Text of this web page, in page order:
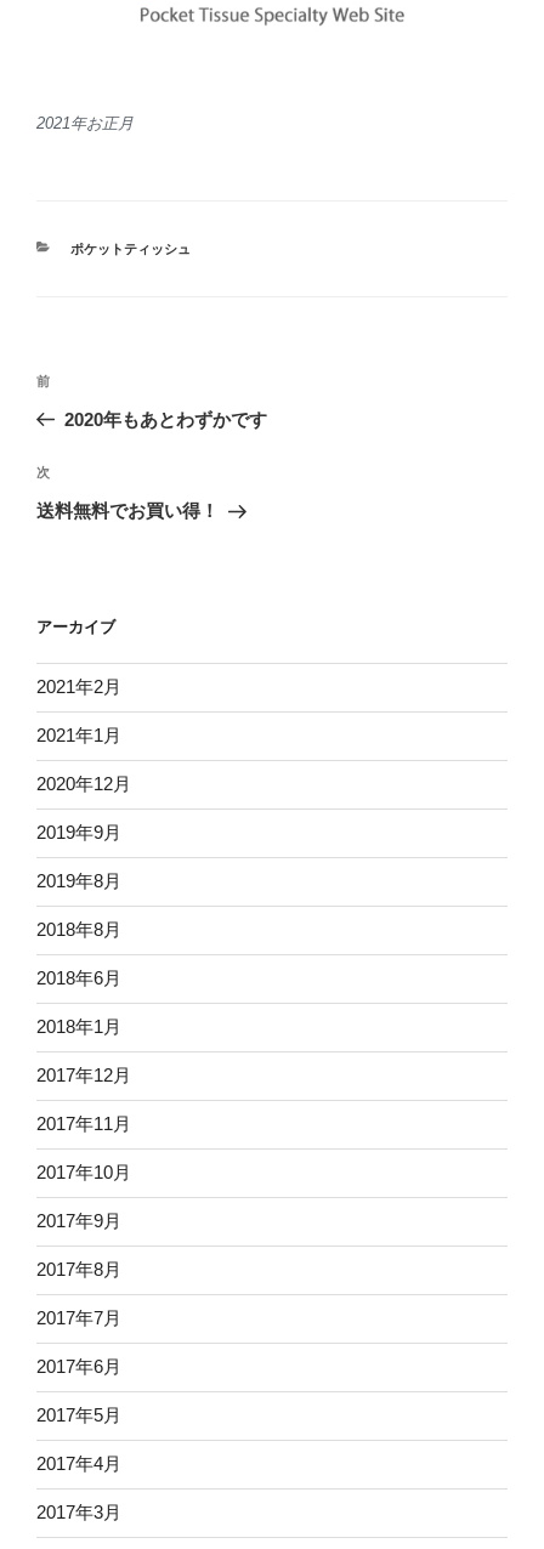
2021年お正月
カ
ポケットティッシュ
投
ビ
ゲ
ン
前
の
稿
前
2020年もあとわずかです
次
の
次
送料無料でお買い得！
アーカイブ
2021年2月
2021年1月
2020年12月
2019年9月
2019年8月
2018年8月
2018年6月
2018年1月
2017年12月
2017年11月
2017年10月
2017年9月
2017年8月
2017年7月
2017年6月
2017年5月
2017年4月
2017年3月